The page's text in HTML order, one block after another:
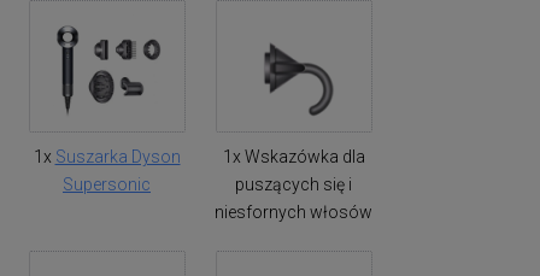
1x Suszarka Dyson
Supersonic
1x Wskazówka dla
puszących się i
niesfornych włosów